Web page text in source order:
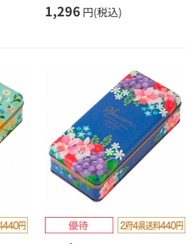
1,296 円(税込)